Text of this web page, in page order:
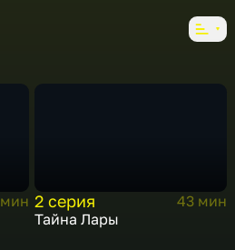
2 серия
43 мин
Тайна Лары